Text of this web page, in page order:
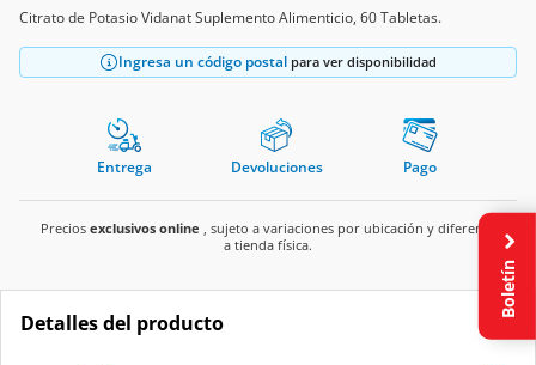
Citrato de Potasio Vidanat Suplemento Alimenticio, 60 Tabletas.
Ingresa un código postal para ver disponibilidad
Entrega Devoluciones Pago
Precios exclusivos online , sujeto a variaciones por ubicación y diferente
a tienda física.
Detalles del producto
Boletín